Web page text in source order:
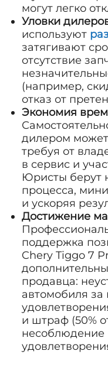
могут легко
Уловки
используют
затягивают
отсутствие
(например,
отказ от
Экономия
дилером может
требуя от
в сервис и
Юристы берут
процесса,
и ускоряя
Достижение
поддержка
Chery Tiggo 7
продавца:
автомобиля
и штраф (50%
несоблюдение